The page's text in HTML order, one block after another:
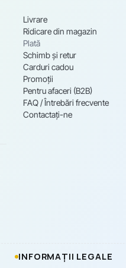
Livrare
Ridicare din magazin
Plată
Schimb și retur
Carduri cadou
Promoții
Pentru afaceri (B2B)
FAQ / Întrebări frecvente
Contactați-ne
INFORMAȚII LEGALE